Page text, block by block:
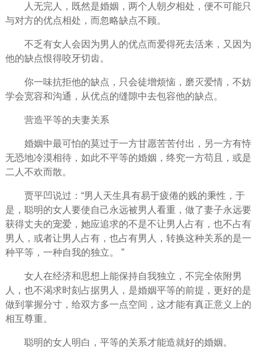
人无完人，既然是婚姻，两个人朝夕相处，便不可能只
与对方的优点相处，而忽略缺点不顾。
不乏有女人会因为男人的优点而爱得死去活来，又因为
他的缺点恨得咬牙切齿。
你一味抗拒他的缺点，只会徒增烦恼，磨灭爱情，不妨
学会宽容和沟通，从优点的缝隙中去包容他的缺点。
营造平等的夫妻关系
婚姻中最可怕的莫过于一方甘愿苦苦付出，另一方有恃
无恐地冷漠相待，如此不平等的婚姻，终究一方苟且，或是
二人不欢而散。
贾平凹说过：“男人天生具有易于疲倦的贱的秉性，于
是，聪明的女人要使自己永远被男人看重，做了妻子永远要
获得丈夫的宠爱，她应追求的不是不让男人占有，也不占有
男人，或者让男人占有，也占有男人，转换这种关系的是一
种平等，一种自我的独立。 ”
女人在经济和思想上能保持自我独立，不完全依附男
人，也不渴求时刻占据男人，是婚姻平等的前提，更好的是
做到掌握分寸，给双方多一点空间，这才能有真正意义上的
相互尊重。
聪明的女人明白，平等的关系才能造就好的婚姻。